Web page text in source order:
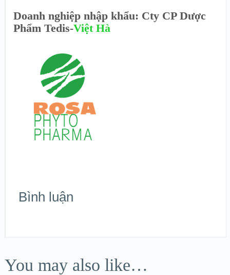
Doanh nghiệp nhập khẩu: Cty CP Dược
Phẩm Tedis-Việt Hà
Bình luận
You may also like…